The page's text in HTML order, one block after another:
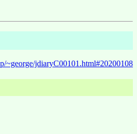
~george/jdiaryC00101.html#20200108